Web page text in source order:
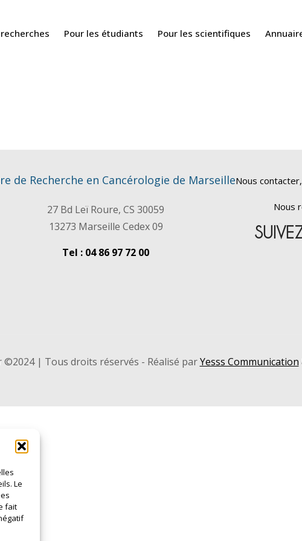
Le
fait
Pour les étudiants Pour les scientifiques
de Recherche en Cancérologie de Marseille
27 Bd Leï Roure, CS 30059
13273 Marseille Cedex 09
Tel : 04 86 97 72 00
Nous
Nous
©2024 | Tous droits réservés - Réalisé parYesss Communication